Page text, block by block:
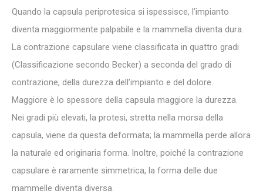
Quando la capsula periprotesica si ispessisce, l’impianto
diventa maggiormente palpabile e la mammella diventa dura.
La contrazione capsulare viene classificata in quattro gradi
(Classificazione secondo Becker) a seconda del grado di
contrazione, della durezza dell’impianto e del dolore.
Maggiore è lo spessore della capsula maggiore la durezza.
Nei gradi più elevati, la protesi, stretta nella morsa della
capsula, viene da questa deformata; la mammella perde allora
la naturale ed originaria forma. Inoltre, poiché la contrazione
capsulare è raramente simmetrica, la forma delle due
mammelle diventa diversa.